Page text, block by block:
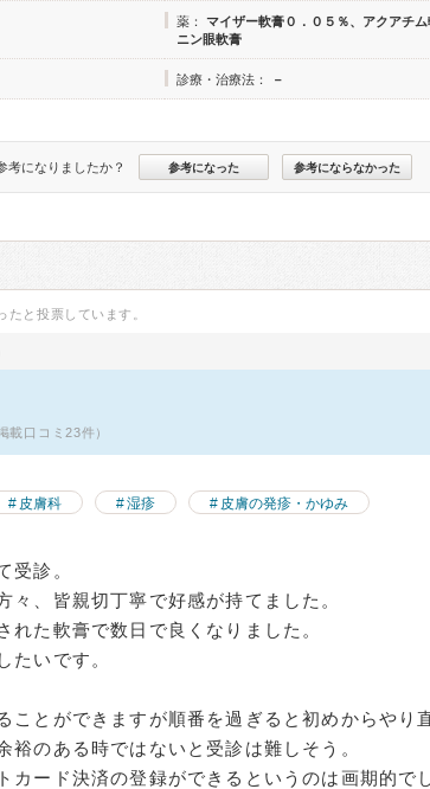
薬： マイザー軟膏０．０５％、アクアチ
ニン眼軟膏
診療・治療法： －
考になりましたか？ 参考になった 参考にならなかった
たと投票しています。
載口コミ23件）
皮膚科 湿疹 皮膚の発疹・かゆみ
受診。
々、皆親切丁寧で好感が持てました。
れた軟膏で数日で良くなりました。
たいです。
ことができますが順番を過ぎると初めからやり
裕のある時ではないと受診は難しそう。
カード決済の登録ができるというのは画期的で